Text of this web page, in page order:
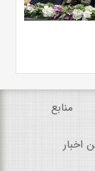
منابع
اخبار